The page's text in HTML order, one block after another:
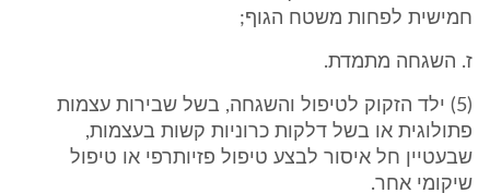
חמישית לפחות משטח הגוף;
ז. השגחה מתמדת.
(5) ילד הזקוק לטיפול והשגחה, בשל שבירות עצמות
פתולוגית או בשל דלקות כרוניות קשות בעצמות,
שבעטיין חל איסור לבצע טיפול פזיותרפי או טיפול
שיקומי אחר.